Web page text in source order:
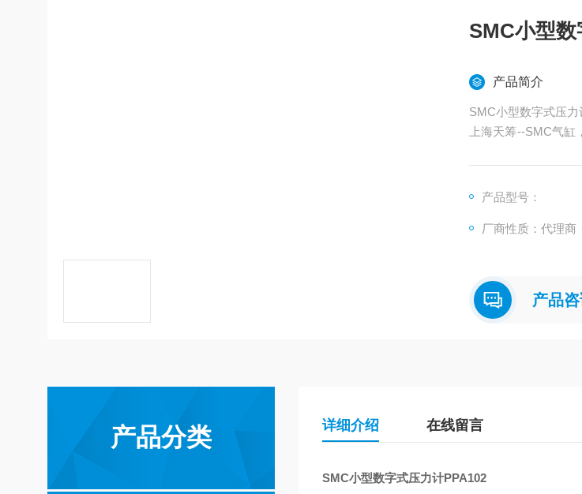
SMC小型
产品简介
SMC小型数字式压力
上海天筹--SMC气
产品型号：
厂商性质：代理商
产品
产品分类 详细介绍 在线留言
SMC小型数字式压力计PPA102